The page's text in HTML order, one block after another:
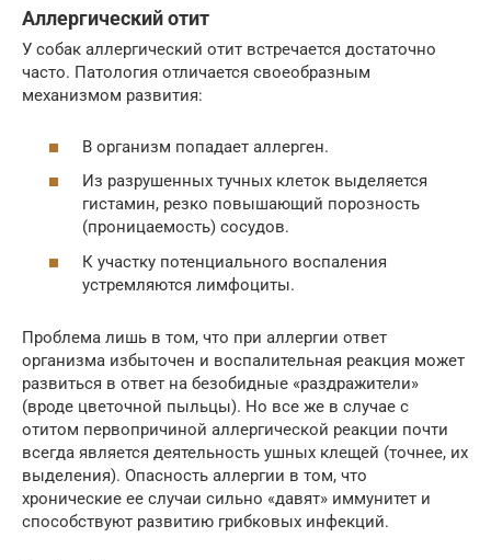
Аллергический отит
У собак аллергический отит встречается достаточно
часто. Патология отличается своеобразным
механизмом развития:
В организм попадает аллерген.
Из разрушенных тучных клеток выделяется
гистамин, резко повышающий порозность
(проницаемость) сосудов.
К участку потенциального воспаления
устремляются лимфоциты.
Проблема лишь в том, что при аллергии ответ
организма избыточен и воспалительная реакция может
развиться в ответ на безобидные «раздражители»
(вроде цветочной пыльцы). Но все же в случае с
отитом первопричиной аллергической реакции почти
всегда является деятельность ушных клещей (точнее, их
выделения). Опасность аллергии в том, что
хронические ее случаи сильно «давят» иммунитет и
способствуют развитию грибковых инфекций.